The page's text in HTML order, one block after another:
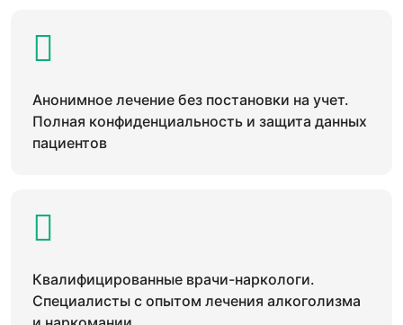
Анонимное лечение без постановки на учет.
Полная конфиденциальность и защита данных
пациентов
Квалифицированные врачи-наркологи.
Специалисты с опытом лечения алкоголизма